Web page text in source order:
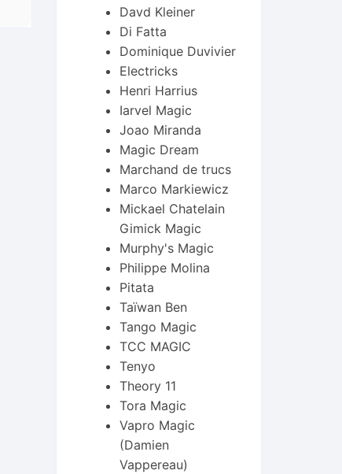
Davd Kleiner
Di Fatta
Dominique Duvivier
Electricks
Henri Harrius
Iarvel Magic
Joao Miranda
Magic Dream
Marchand de trucs
Marco Markiewicz
Mickael Chatelain
Gimick Magic
Murphy's Magic
Philippe Molina
Pitata
Taïwan Ben
Tango Magic
TCC MAGIC
Tenyo
Theory 11
Tora Magic
Vapro Magic
(Damien
Vappereau)